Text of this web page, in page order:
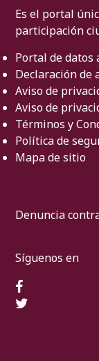
Es el portal
participación
Portal de datos
Declaración de
Aviso de
Aviso de
Términos y
Política de
Mapa de sitio
Denuncia
Síguenos en